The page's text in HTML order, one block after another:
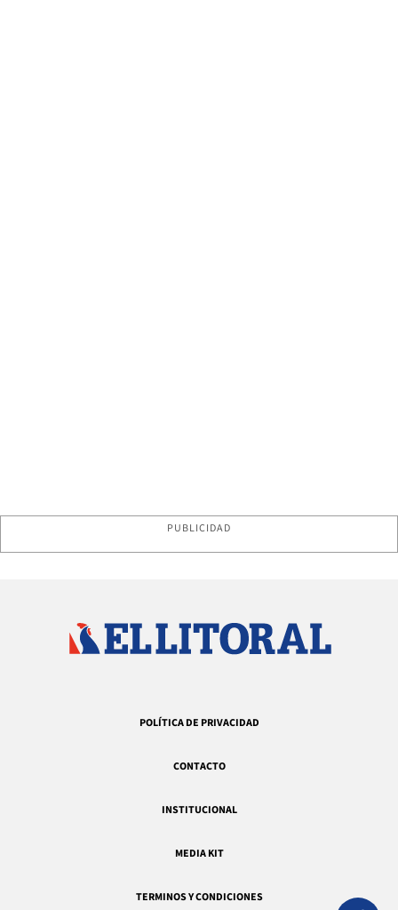
PUBLICIDAD
POLÍTICA DE PRIVACIDAD
CONTACTO
INSTITUCIONAL
MEDIA KIT
TERMINOS Y CONDICIONES